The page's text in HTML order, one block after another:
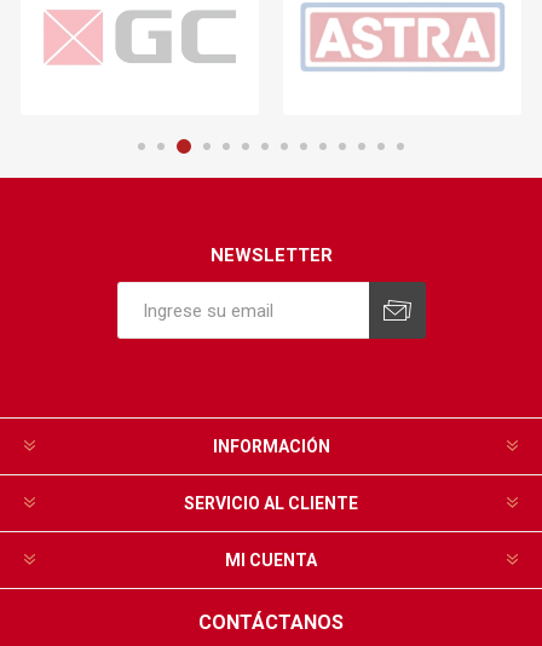
NEWSLETTER
INFORMACIÓN
SERVICIO AL CLIENTE
MI CUENTA
CONTÁCTANOS